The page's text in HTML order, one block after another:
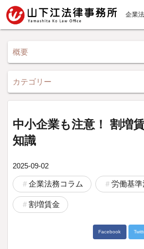
企業
中小企業も注意！ 割増
知識
2025-09-02
企業法務コラム 労働基準
割増賃金
Facebook
概要
カテゴリー